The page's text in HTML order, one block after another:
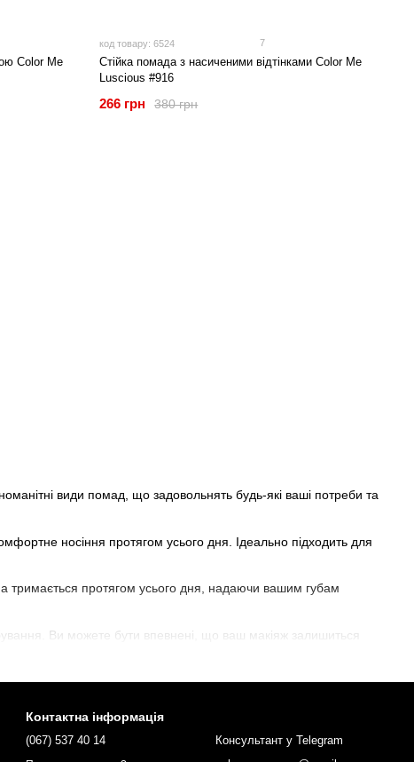
види помад, що задовольнять будь-які ваші потреби та
носіння протягом усього дня. Ідеально підходить для
тримається протягом усього дня, надаючи вашим губам
Ви можете бути впевнені, що ваш макіяж залишиться
ефекту, створюючи вигляд соковитих та м'яких губ.
яка підкреслить вашу індивідуальність та природну красу.
Color Me
код товару: 6524 7
Стійка помада з насиченими відтінками Color Me
Luscious #916
380 грн
266 грн
Контактна інформація
(067) 537 40 14
Консультант у Telegram